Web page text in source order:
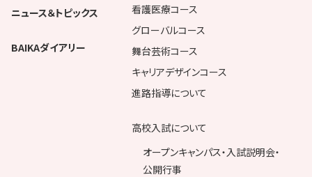
ニュース＆トピックス
BAIKAダイアリー
看護医療コース
グローバルコース
舞台芸術コース
キャリアデザインコース
進路指導について
高校入試について
オープンキャンパス・入試説明会・
公開行事